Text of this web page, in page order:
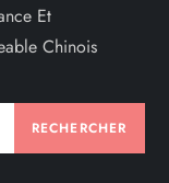
Et
Chinois